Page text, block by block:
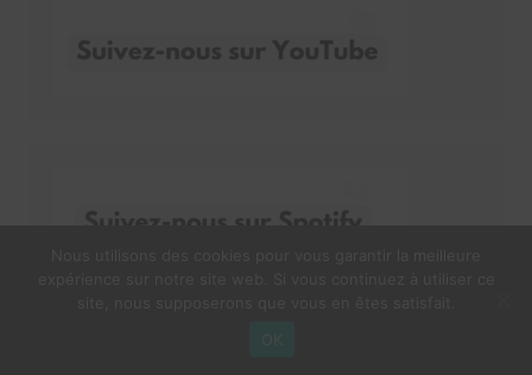
Abonnez-vous à notre newsletter
OK